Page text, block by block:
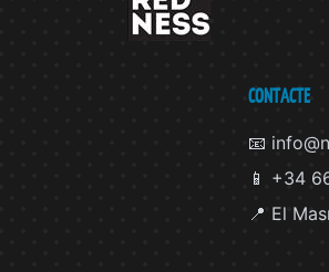
CONTACTE
📧
📱 +34
📍 El